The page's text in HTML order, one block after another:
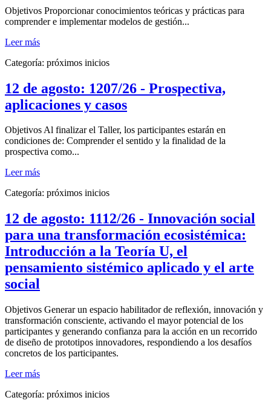
Objetivos Proporcionar conocimientos teóricas y prácticas para
comprender e implementar modelos de gestión...
Leer más
Categoría: próximos inicios
12 de agosto: 1207/26 - Prospectiva,
aplicaciones y casos
Objetivos Al finalizar el Taller, los participantes estarán en
condiciones de: Comprender el sentido y la finalidad de la
prospectiva como...
Leer más
Categoría: próximos inicios
12 de agosto: 1112/26 - Innovación social
para una transformación ecosistémica:
Introducción a la Teoría U, el
pensamiento sistémico aplicado y el arte
social
Objetivos Generar un espacio habilitador de reflexión, innovación y
transformación consciente, activando el mayor potencial de los
participantes y generando confianza para la acción en un recorrido
de diseño de prototipos innovadores, respondiendo a los desafíos
concretos de los participantes.
Leer más
Categoría: próximos inicios